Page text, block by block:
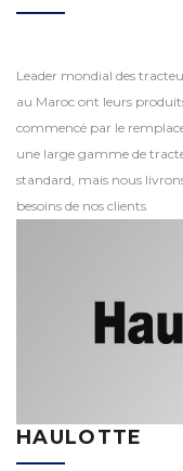
Leader mondial des
au Maroc ont leurs
commencé par le
une large gamme de
standard, mais nous
besoins de nos clients
HAULOTTE